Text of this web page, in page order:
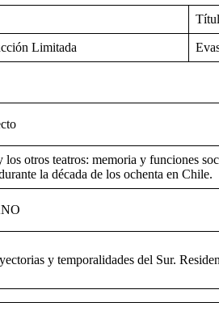
Limitada
los otros teatros: memoria y funciones
la década de los ochenta en Chile.
y temporalidades del Sur.